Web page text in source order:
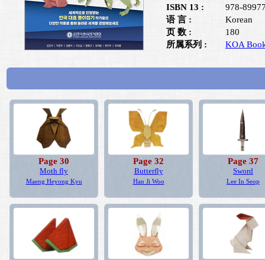
ISBN 13 :
978-
语 言 :
Korean
页 数 :
180
所属系列 :
KOA
Page 30
Moth fly
Maeng Heyong Kyu
Page 32
Butterfly
Han Ji Woo
Page 37
Sword
Lee In Seop